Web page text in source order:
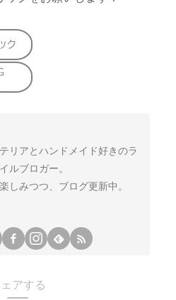
リアとハンドメイド好きのラ
ルブロガー。
しみつつ、ブログ更新中。
アする